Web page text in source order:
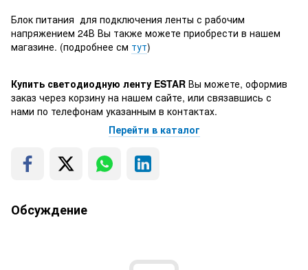
Блок питания для подключения ленты с рабочим
напряжением 24В Вы также можете приобрести в нашем
магазине. (подробнее см тут)
Купить светодиодную ленту ESTAR Вы можете, оформив
заказ через корзину на нашем сайте, или связавшись с
нами по телефонам указанным в контактах.
Перейти в каталог
Обсуждение